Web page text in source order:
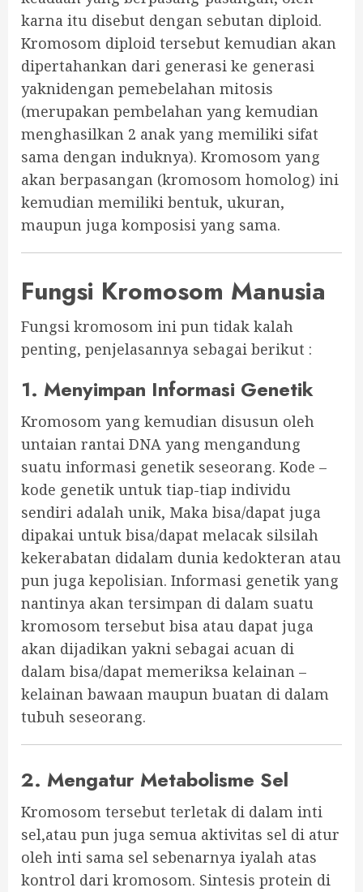
karna itu disebut dengan sebutan diploid.
Kromosom diploid tersebut kemudian akan
dipertahankan dari generasi ke generasi
yaknidengan pemebelahan mitosis
(merupakan pembelahan yang kemudian
menghasilkan 2 anak yang memiliki sifat
sama dengan induknya). Kromosom yang
akan berpasangan (kromosom homolog) ini
kemudian memiliki bentuk, ukuran,
maupun juga komposisi yang sama.
Fungsi Kromosom Manusia
Fungsi kromosom ini pun tidak kalah
penting, penjelasannya sebagai berikut :
1. Menyimpan Informasi Genetik
Kromosom yang kemudian disusun oleh
untaian rantai DNA yang mengandung
suatu informasi genetik seseorang. Kode –
kode genetik untuk tiap-tiap individu
sendiri adalah unik, Maka bisa/dapat juga
dipakai untuk bisa/dapat melacak silsilah
kekerabatan didalam dunia kedokteran atau
pun juga kepolisian. Informasi genetik yang
nantinya akan tersimpan di dalam suatu
kromosom tersebut bisa atau dapat juga
akan dijadikan yakni sebagai acuan di
dalam bisa/dapat memeriksa kelainan –
kelainan bawaan maupun buatan di dalam
tubuh seseorang.
2. Mengatur Metabolisme Sel
Kromosom tersebut terletak di dalam inti
sel,atau pun juga semua aktivitas sel di atur
oleh inti sama sel sebenarnya iyalah atas
kontrol dari kromosom. Sintesis protein di